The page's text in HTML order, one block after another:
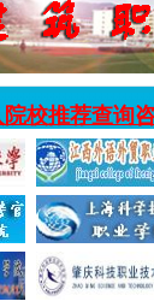
校推荐查询